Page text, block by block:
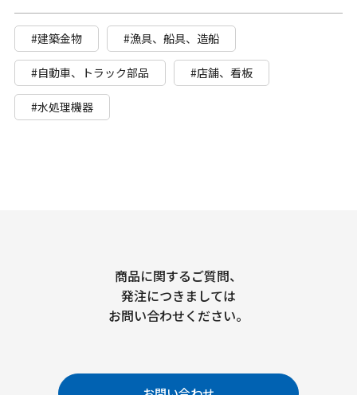
#建築金物 #漁具、船具、造船
#自動車、トラック部品 #店舗、看板
#水処理機器
商品に関するご質問、
発注につきましては
お問い合わせください。